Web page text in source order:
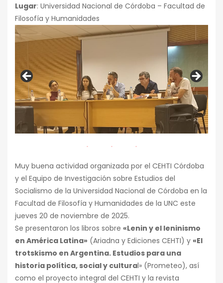
Lugar: Universidad Nacional de Córdoba – Facultad de
Filosofía y Humanidades
Muy buena actividad organizada por el CEHTI Córdoba
y el Equipo de Investigación sobre Estudios del
Socialismo de la Universidad Nacional de Córdoba en la
Facultad de Filosofía y Humanidades de la UNC este
jueves 20 de noviembre de 2025.
Se presentaron los libros sobre «Lenin y el leninismo
en América Latina» (Ariadna y Ediciones CEHTI) y «El
trotskismo en Argentina. Estudios para una
historia política, social y cultural» (Prometeo), así
como el proyecto integral del CEHTI y la revista